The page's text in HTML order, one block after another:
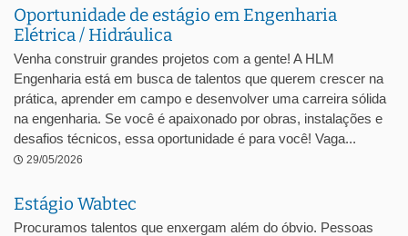
Oportunidade de estágio em Engenharia
Elétrica / Hidráulica
Venha construir grandes projetos com a gente! A HLM
Engenharia está em busca de talentos que querem crescer na
prática, aprender em campo e desenvolver uma carreira sólida
na engenharia. Se você é apaixonado por obras, instalações e
desafios técnicos, essa oportunidade é para você! Vaga...
29/05/2026
Estágio Wabtec
Procuramos talentos que enxergam além do óbvio. Pessoas